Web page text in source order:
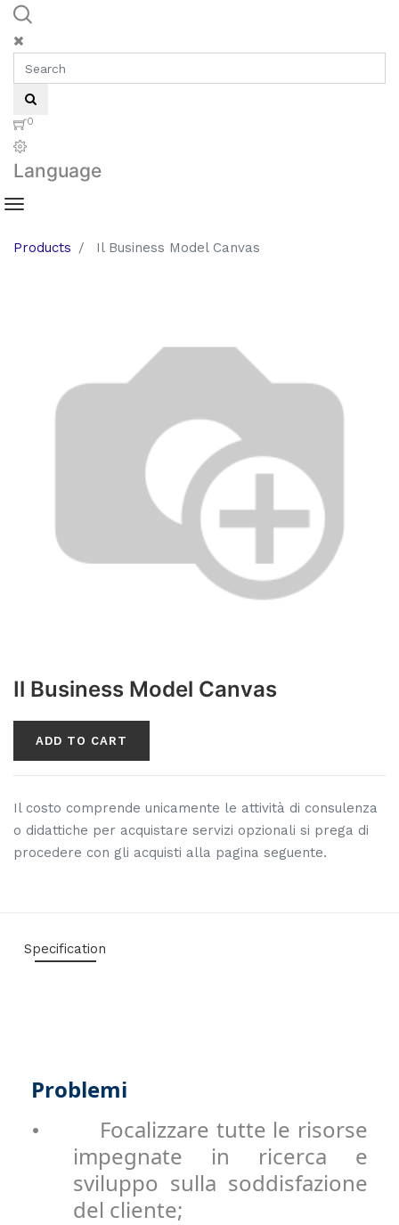
0
Language
Products Il Business Model Canvas
Il Business Model Canvas
ADD TO CART
Il costo comprende unicamente le attività di consulenza
o didattiche per acquistare servizi opzionali si prega di
procedere con gli acquisti alla pagina seguente.
Specification
Problemi
•
Focalizzare tutte le risorse
impegnate in ricerca e
sviluppo sulla soddisfazione
del cliente;